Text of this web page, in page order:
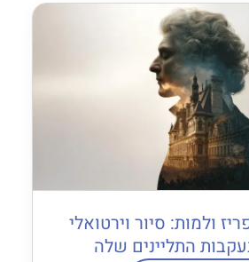
ולמות: סיור וירטואלי
התליינים שלה